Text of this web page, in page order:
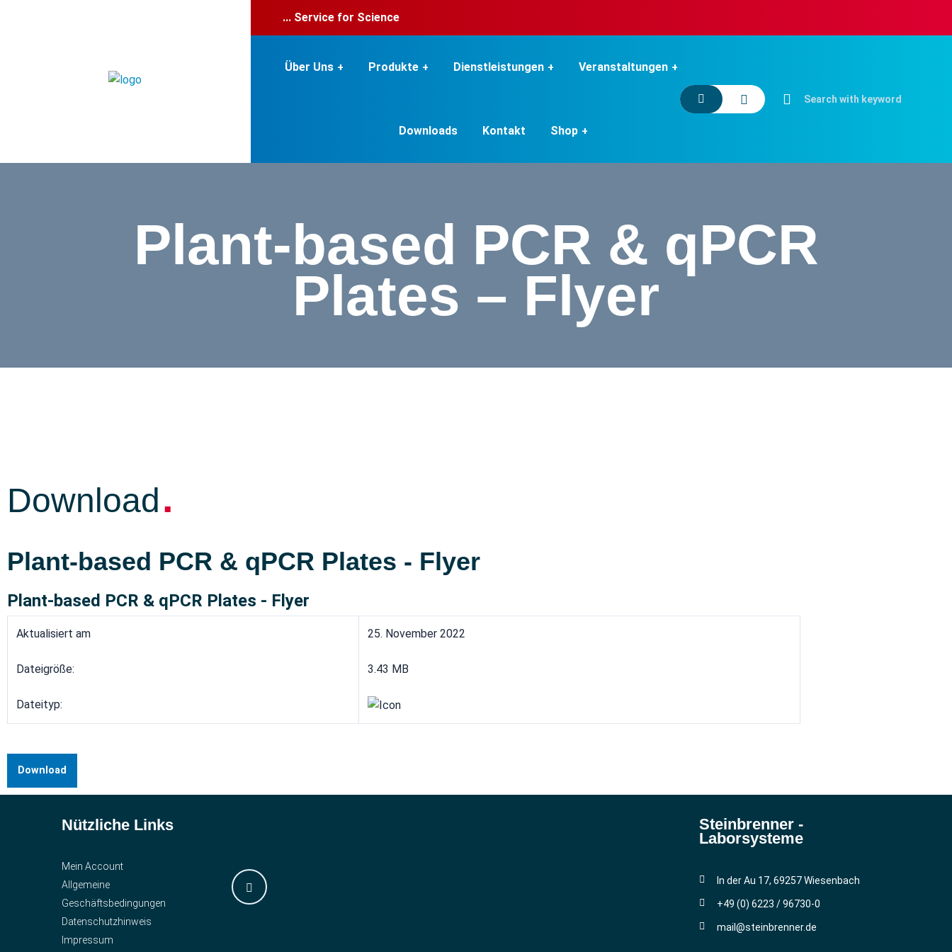
... Service for Science
Über Uns Produkte Dienstleistungen Veranstaltungen
Downloads Kontakt Shop
Plant-based PCR & qPCR
Plates – Flyer
Download
.
Plant-based PCR & qPCR Plates - Flyer
Plant-based PCR & qPCR Plates - Flyer
Aktualisiert am 25. November 2022
Dateigröße: 3.43 MB
Dateityp:
Download
Nützliche Links
Mein Account
Allgemeine
Geschäftsbedingungen
Datenschutzhinweis
Impressum
Steinbrenner ­
Laborsysteme
In der Au 17, 69257 Wiesenbach
+49 (0) 6223 / 96730-0
mail@steinbrenner.de